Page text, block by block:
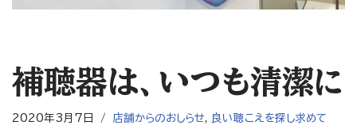
補聴器は、いつも清潔に
2020年3月7日 店舗からのおしらせ 良い聴こえを探し求めて